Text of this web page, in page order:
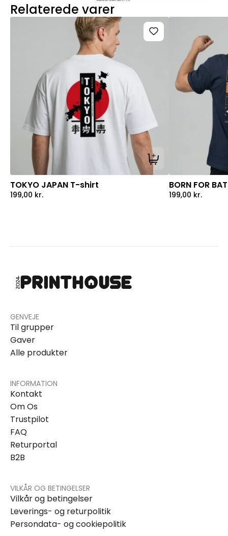
Relaterede varer
Tilføj til kurv
TOKYO JAPAN T-shirt
199,00 kr.
BORN FOR
199,00 kr.
GENVEJE
Til grupper
Gaver
Alle produkter
INFORMATION
Kontakt
Om Os
Trustpilot
FAQ
Returportal
B2B
VILKÅR OG BETINGELSER
Vilkår og betingelser
Leverings- og returpolitik
Persondata- og cookiepolitik